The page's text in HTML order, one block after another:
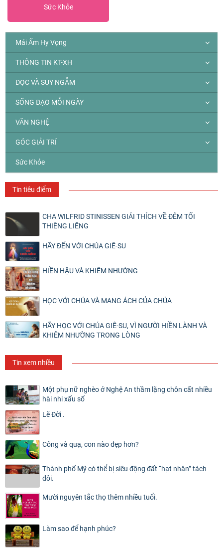
Sức Khỏe
Mái Ấm Hy Vọng
THÔNG TIN KT-XH
ĐỌC VÀ SUY NGẪM
SỐNG ĐẠO MỖI NGÀY
VĂN NGHỆ
GÓC GIẢI TRÍ
Sức Khỏe
Tin tiêu điểm
CHA WILFRID STINISSEN GIẢI THÍCH VỀ ĐÊM TỐI
THIÊNG LIÊNG
HÃY ĐẾN VỚI CHÚA GIÊ-SU
HIỀN HẬU VÀ KHIÊM NHƯỜNG
HỌC VỚI CHÚA VÀ MANG ÁCH CỦA CHÚA
HÃY HỌC VỚI CHÚA GIÊ-SU, VÌ NGƯỜI HIỀN LÀNH VÀ
KHIÊM NHƯỜNG TRONG LÒNG
Tin xem nhiều
Một phụ nữ nghèo ở Nghệ An thầm lặng chôn cất nhiều
hài nhi xấu số
Lẽ Đời .
Công và quạ, con nào đẹp hơn?
Thành phố Mỹ có thể bị siêu động đất “hạt nhân” tách
đôi.
Mười nguyên tắc thọ thêm nhiều tuổi.
Làm sao để hạnh phúc?